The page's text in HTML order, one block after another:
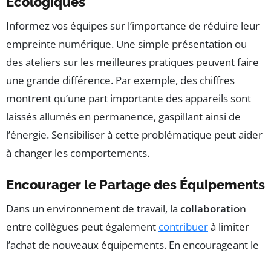
Informez vos équipes sur l’importance de réduire leur
empreinte numérique. Une simple présentation ou
des ateliers sur les meilleures pratiques peuvent faire
une grande différence. Par exemple, des chiffres
montrent qu’une part importante des appareils sont
laissés allumés en permanence, gaspillant ainsi de
l’énergie. Sensibiliser à cette problématique peut aider
à changer les comportements.
Encourager le Partage des Équipements
Dans un environnement de travail, la collaboration
entre collègues peut également contribuerà limiter
l’achat de nouveaux équipements. En encourageant le